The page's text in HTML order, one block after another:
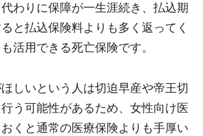
わりに保障が一生涯続き、払込期
と払込保険料よりも多く返ってく
活用できる死亡保険です。
しいという人は切迫早産や帝王切
う可能性があるため、女性向け医
くと通常の医療保険よりも手厚い